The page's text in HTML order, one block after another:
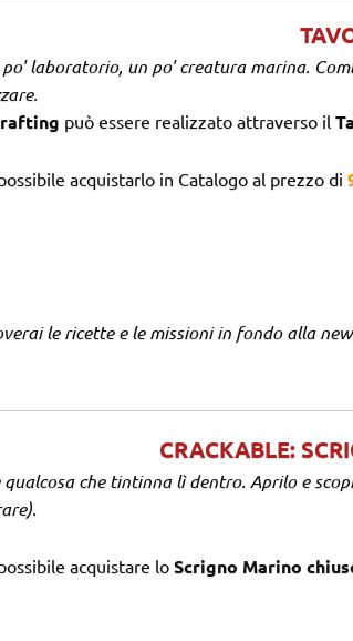
laboratorio, un po' creatura marina.
può essere realizzato attraverso il
acquistarlo in Catalogo al prezzo di
le ricette e le missioni in fondo alla
CRACKABLE:
che tintinna lì dentro. Aprilo e
acquistare lo Scrigno Marino